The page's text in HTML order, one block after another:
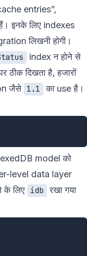
entries”,
इनके लिए indexes
लिखनी होगी।
index न होने से
दिखता है, हजारों
जैसे 1.1 का use है।
model को
level data layer
के लिए idb रखा गया